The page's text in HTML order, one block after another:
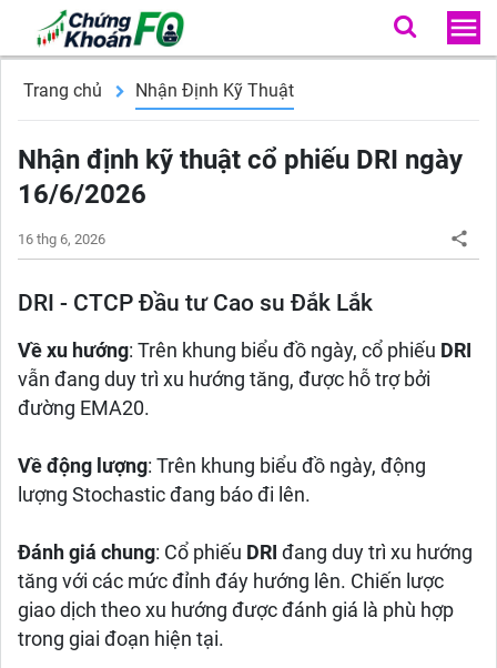
Trang chủ Nhận Định Kỹ Thuật
Nhận định kỹ thuật cổ phiếu DRI ngày
16/6/2026
16 thg 6, 2026
DRI - CTCP Đầu tư Cao su Đắk Lắk
Về xu hướng: Trên khung biểu đồ ngày, cổ phiếu DRI
vẫn đang duy trì xu hướng tăng, được hỗ trợ bởi
đường EMA20.
Về động lượng: Trên khung biểu đồ ngày, động
lượng Stochastic đang báo đi lên.
Đánh giá chung: Cổ phiếu DRI đang duy trì xu hướng
tăng với các mức đỉnh đáy hướng lên. Chiến lược
giao dịch theo xu hướng được đánh giá là phù hợp
trong giai đoạn hiện tại.